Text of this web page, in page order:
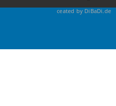
ceated by DiBaDi.de